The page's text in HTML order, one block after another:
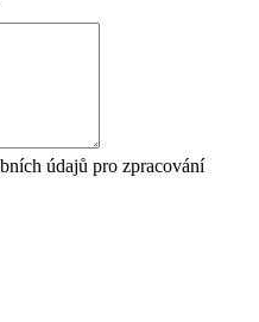
údajů pro zpracování